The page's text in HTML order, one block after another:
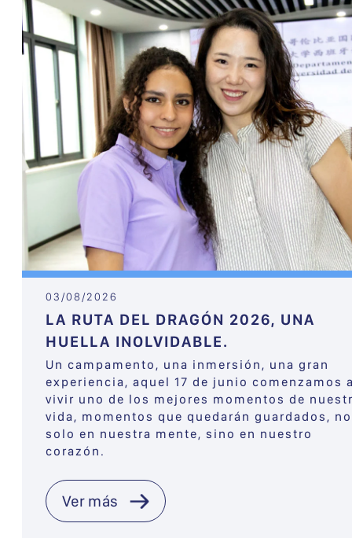
03/08/2026
LA RUTA DEL DRAGÓN 2026, UNA
HUELLA INOLVIDABLE.
Un campamento, una inmersión, una gran
experiencia, aquel 17 de junio comenzamos
vivir uno de los mejores momentos de
vida, momentos que quedarán guardados, no
solo en nuestra mente, sino en nuestro
corazón.
Ver más